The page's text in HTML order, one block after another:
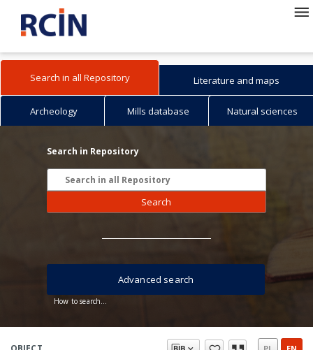
Search in all Repository Literature and maps
Archeology Mills database Natural sciences
Search in Repository
Search
How to search...
Advanced search